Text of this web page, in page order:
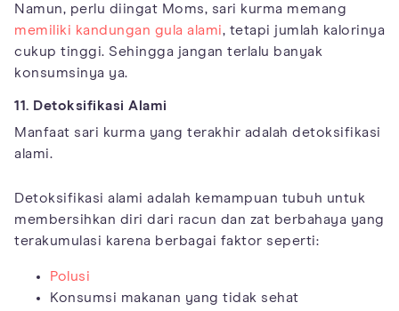
Namun, perlu diingat Moms, sari kurma memang
memiliki kandungan gula alami, tetapi jumlah kalorinya
cukup tinggi. Sehingga jangan terlalu banyak
konsumsinya ya.
11. Detoksifikasi Alami
Manfaat sari kurma yang terakhir adalah detoksifikasi
alami.
Detoksifikasi alami adalah kemampuan tubuh untuk
membersihkan diri dari racun dan zat berbahaya yang
terakumulasi karena berbagai faktor seperti:
Polusi
Konsumsi makanan yang tidak sehat